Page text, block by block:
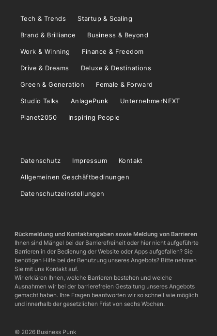
Tech & Trends Startup & Scaling
Brand & Brilliance Business & Beyond
Work & Winning Finance & Freedom
Drive & Dreams Deluxe & Destinations
Green & Generation Female & Forward
Studio Talks AnlagePunk UnternehmerNEXT
Planet2050 Inspiring People
Datenschutz Impressum Kontakt
Allgemeinen Geschäftbedinungen
Datenschutzeinstellungen
Rückmeldung und Kontaktangaben sowie Meldung von Barrieren
Ihnen sind Mängel bei der Barrierefreiheit oder hier nicht aufgeführte
Barrieren in der Bedienung der Website oder Apps aufgefallen? Sie
benötigen Hilfe bei der Benutzung unseres Angebots? Bitte nehmen
Sie mit uns Kontakt auf.
Wir erklären Ihnen, welche Barrieren bestehen und welche
Ausnahmen wir bei der barrierefreien Gestaltung unseres Angebots
gemacht haben. Ihre Fragen beantworten wir so schnell wie möglich
und innerhalb der gesetzlichen Frist von sechs Wochen.
© 2026 Business Punk